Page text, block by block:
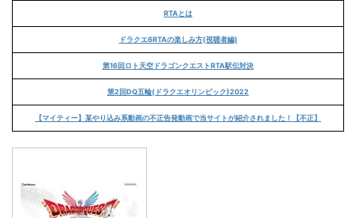
RTAとは
ドラクエ6RTAの楽しみ方(視聴者編)
第16回ロト天空ドラゴンクエストRTA駅伝対決
第2回DQ五輪(ドラクエオリンピック)2022
【マイティー】某やり込み系動画の不正告発動画で当サイトが紹介されました！【不正】